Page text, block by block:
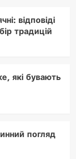
відповіді
традицій
які бувають
погляд